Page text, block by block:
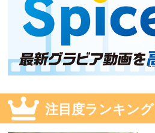
注目度ランキング